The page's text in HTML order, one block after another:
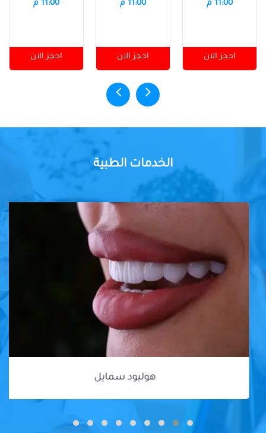
11:00 م
احجز الان
11:00 م
احجز الان
11:00 م
احجز الان
الخدمات الطبية
هوليود سمايل